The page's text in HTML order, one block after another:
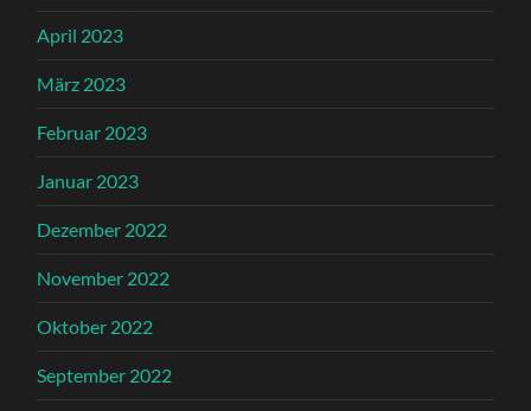
April 2023
März 2023
Februar 2023
Januar 2023
Dezember 2022
November 2022
Oktober 2022
September 2022